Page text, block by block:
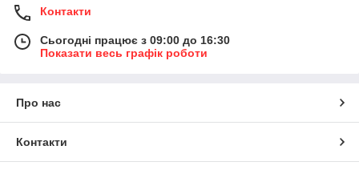
Контакти
Сьогодні працює з 09:00 до 16:30
Показати весь графік роботи
Про нас
Контакти